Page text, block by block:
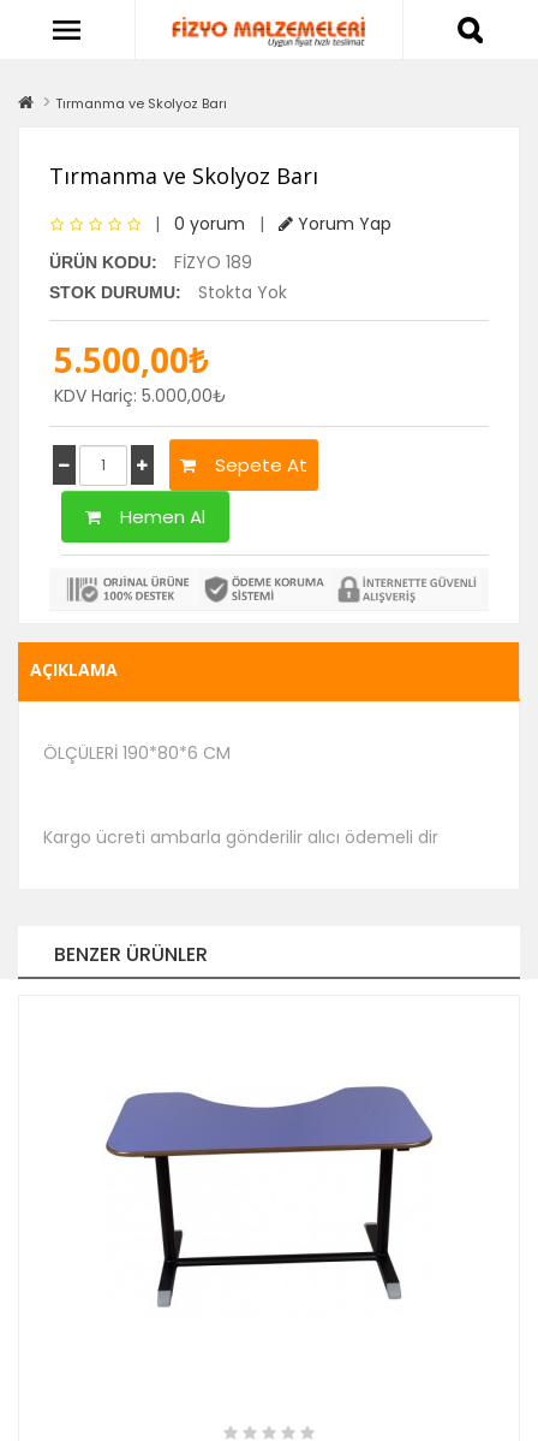
Tırmanma ve Skolyoz Barı
Tırmanma ve Skolyoz Barı
| 0 yorum | Yorum Yap
ÜRÜN KODU: FİZYO 189
STOK DURUMU: Stokta Yok
5.500,00₺
KDV Hariç: 5.000,00₺
Sepete At
Hemen Al
AÇIKLAMA
ÖLÇÜLERİ 190*80*6 CM
Kargo ücreti ambarla gönderilir alıcı ödemeli dir
BENZER ÜRÜNLER